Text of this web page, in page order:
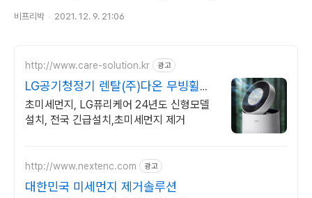
비프리박 2021. 12. 9. 21:06
http://www.care-solution.kr 광고
LG공기청정기 렌탈(주)다온 무빙휠증
정+추가할인+긴급설치
초미세먼지, LG퓨리케어 24년도 신형모델
설치, 전국 긴급설치,초미세먼지 제거
http://www.nextenc.com 광고
대한민국 미세먼지 제거솔루션